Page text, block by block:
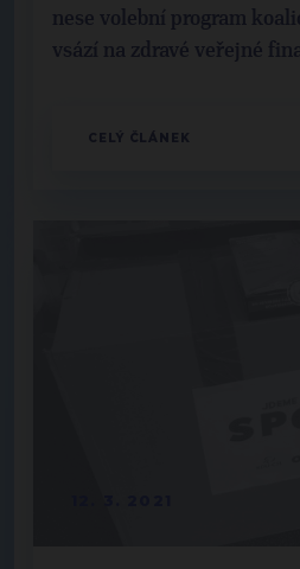
nese volební program
vsází na zdravé veřejné
CELÝ ČLÁNEK